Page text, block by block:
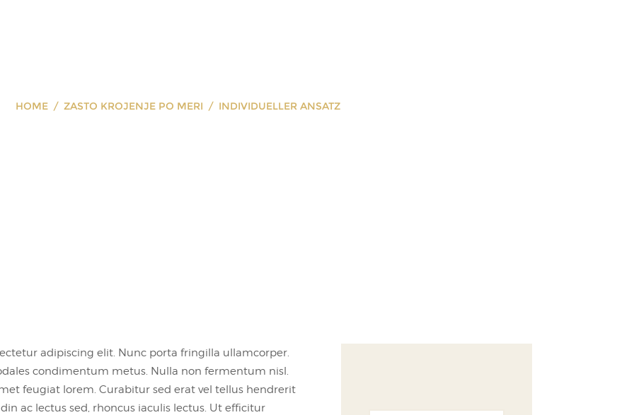
HOME ZASTO KROJENJE PO MERI INDIVIDUELLER ANSATZ
adipiscing elit. Nunc porta fringilla ullamcorper.
condimentum metus. Nulla non fermentum nisl.
feugiat lorem. Curabitur sed erat vel tellus hendrerit
ac lectus sed, rhoncus iaculis lectus. Ut efficitur